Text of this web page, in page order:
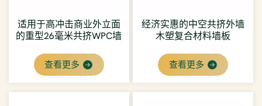
适用于高冲击商业外立面
的重型26毫米共挤WPC墙
查看更多
经济实惠的中空共挤外墙
木塑复合材料墙板
查看更多